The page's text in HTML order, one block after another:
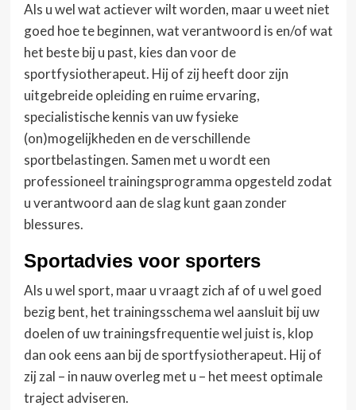
Als u wel wat actiever wilt worden, maar u weet niet
goed hoe te beginnen, wat verantwoord is en/of wat
het beste bij u past, kies dan voor de
sportfysiotherapeut. Hij of zij heeft door zijn
uitgebreide opleiding en ruime ervaring,
specialistische kennis van uw fysieke
(on)mogelijkheden en de verschillende
sportbelastingen. Samen met u wordt een
professioneel trainingsprogramma opgesteld zodat
u verantwoord aan de slag kunt gaan zonder
blessures.
Sportadvies voor sporters
Als u wel sport, maar u vraagt zich af of u wel goed
bezig bent, het trainingsschema wel aansluit bij uw
doelen of uw trainingsfrequentie wel juist is, klop
dan ook eens aan bij de sportfysiotherapeut. Hij of
zij zal – in nauw overleg met u – het meest optimale
traject adviseren.